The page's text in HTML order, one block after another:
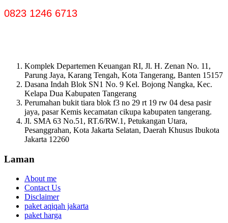
0823 1246 6713
Komplek Departemen Keuangan RI, Jl. H. Zenan No. 11,
Parung Jaya, Karang Tengah, Kota Tangerang, Banten 15157
Dasana Indah Blok SN1 No. 9 Kel. Bojong Nangka, Kec.
Kelapa Dua Kabupaten Tangerang
Perumahan bukit tiara blok f3 no 29 rt 19 rw 04 desa pasir
jaya, pasar Kemis kecamatan cikupa kabupaten tangerang.
Jl. SMA 63 No.51, RT.6/RW.1, Petukangan Utara,
Pesanggrahan, Kota Jakarta Selatan, Daerah Khusus Ibukota
Jakarta 12260
Laman
About me
Contact Us
Disclaimer
paket aqiqah jakarta
paket harga